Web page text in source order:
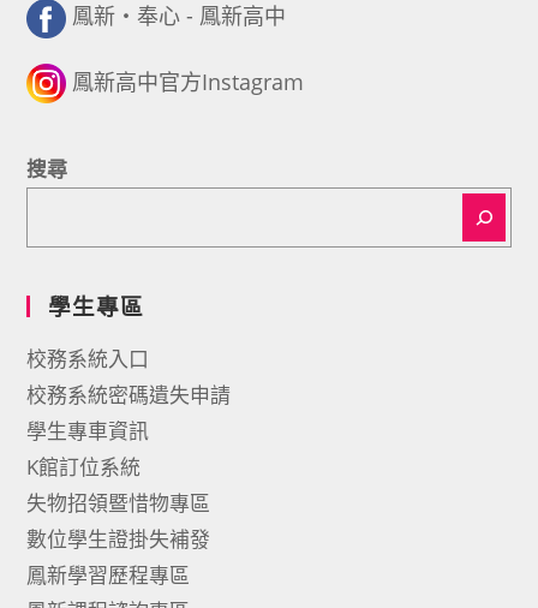
鳳新・奉心 - 鳳新高中
鳳新高中官方Instagram
搜尋
學生專區
校務系統入口
校務系統密碼遺失申請
學生專車資訊
K館訂位系統
失物招領暨惜物專區
數位學生證掛失補發
鳳新學習歷程專區